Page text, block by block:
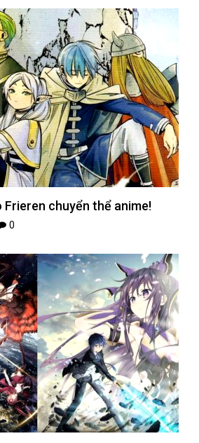
Frieren chuyển thể anime!
0